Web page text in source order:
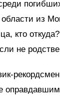
из
кто
не